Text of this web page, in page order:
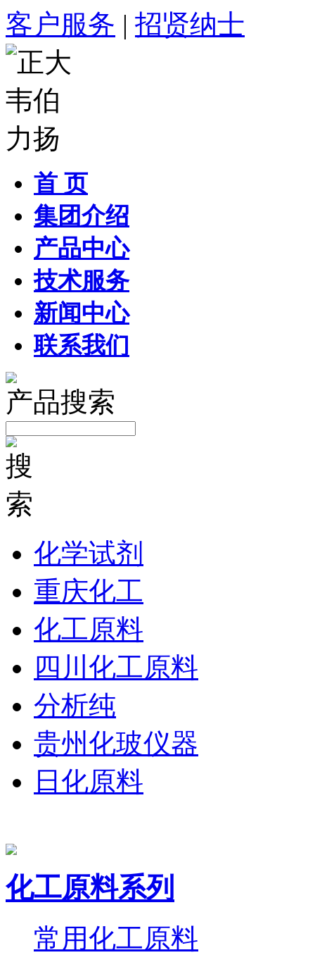
客户服务 | 招贤纳士
首 页
集团介绍
产品中心
技术服务
新闻中心
联系我们
产品搜索
化学试剂
重庆化工
化工原料
四川化工原料
分析纯
贵州化玻仪器
日化原料
化工原料系列
常用化工原料